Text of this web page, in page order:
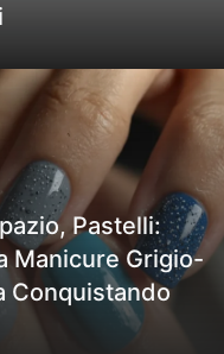
Pastelli:
Manicure Grigio-
Conquistando